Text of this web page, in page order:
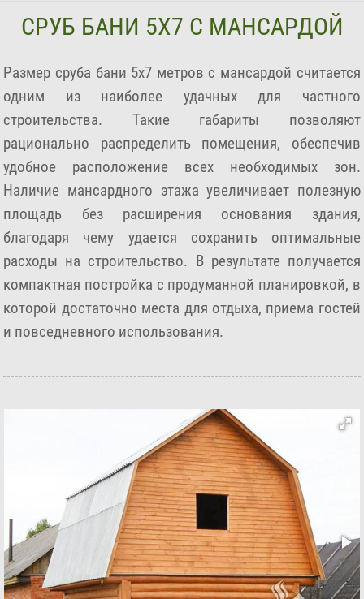
СРУБ БАНИ 5Х7 С МАНСАРДОЙ
Размер сруба бани 5х7 метров с мансардой считается
одним из наиболее удачных для частного
строительства. Такие габариты позволяют
рационально распределить помещения, обеспечив
удобное расположение всех необходимых зон.
Наличие мансардного этажа увеличивает полезную
площадь без расширения основания здания,
благодаря чему удается сохранить оптимальные
расходы на строительство. В результате получается
компактная постройка с продуманной планировкой, в
которой достаточно места для отдыха, приема гостей
и повседневного использования.